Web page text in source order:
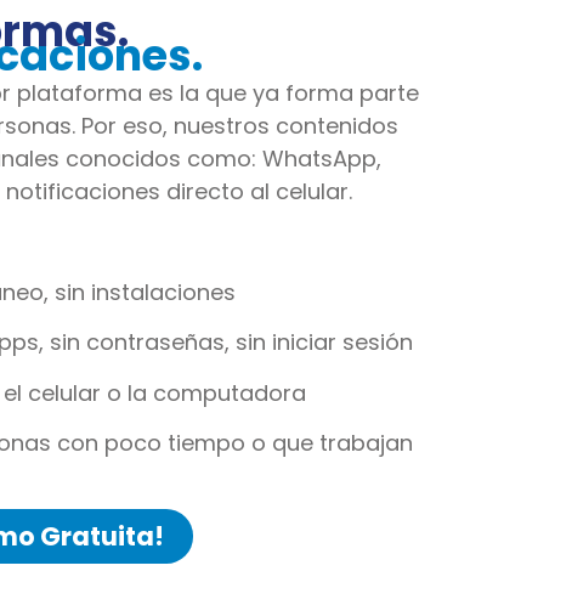
plataforma es la que ya forma parte
Por eso, nuestros contenidos
conocidos como: WhatsApp,
notificaciones directo al celular.
sin instalaciones
sin contraseñas, sin iniciar sesión
celular o la computadora
con poco tiempo o que trabajan
Gratuita!